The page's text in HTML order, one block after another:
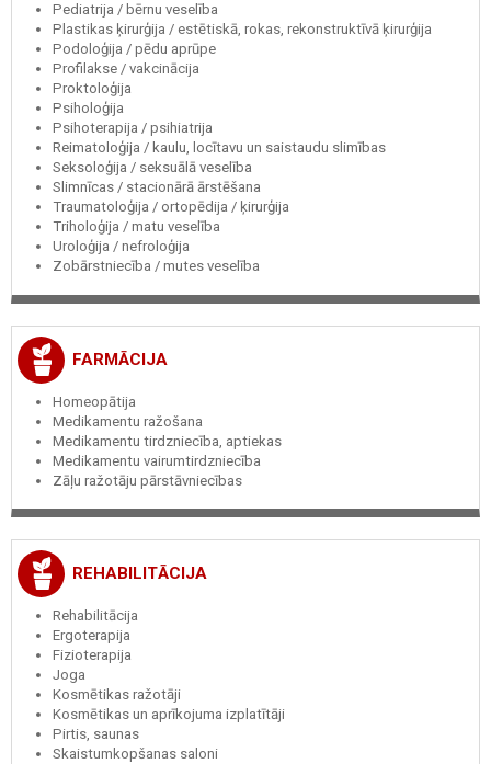
Pediatrija / bērnu veselība
Plastikas ķirurģija / estētiskā, rokas, rekonstruktīvā ķirurģija
Podoloģija / pēdu aprūpe
Profilakse / vakcinācija
Proktoloģija
Psiholoģija
Psihoterapija / psihiatrija
Reimatoloģija / kaulu, locītavu un saistaudu slimības
Seksoloģija / seksuālā veselība
Slimnīcas / stacionārā ārstēšana
Traumatoloģija / ortopēdija / ķirurģija
Triholoģija / matu veselība
Uroloģija / nefroloģija
Zobārstniecība / mutes veselība
FARMĀCIJA
Homeopātija
Medikamentu ražošana
Medikamentu tirdzniecība, aptiekas
Medikamentu vairumtirdzniecība
Zāļu ražotāju pārstāvniecības
REHABILITĀCIJA
Rehabilitācija
Ergoterapija
Fizioterapija
Joga
Kosmētikas ražotāji
Kosmētikas un aprīkojuma izplatītāji
Pirtis, saunas
Skaistumkopšanas saloni